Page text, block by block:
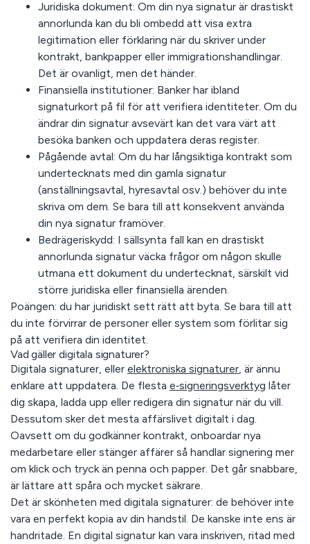
Juridiska dokument: Om din nya signatur är drastiskt
annorlunda kan du bli ombedd att visa extra
legitimation eller förklaring när du skriver under
kontrakt, bankpapper eller immigrationshandlingar.
Det är ovanligt, men det händer.
Finansiella institutioner: Banker har ibland
signaturkort på fil för att verifiera identiteter. Om du
ändrar din signatur avsevärt kan det vara värt att
besöka banken och uppdatera deras register.
Pågående avtal: Om du har långsiktiga kontrakt som
undertecknats med din gamla signatur
(anställningsavtal, hyresavtal osv.) behöver du inte
skriva om dem. Se bara till att konsekvent använda
din nya signatur framöver.
Bedrägeriskydd: I sällsynta fall kan en drastiskt
annorlunda signatur väcka frågor om någon skulle
utmana ett dokument du undertecknat, särskilt vid
större juridiska eller finansiella ärenden.
Poängen: du har juridiskt sett rätt att byta. Se bara till att
du inte förvirrar de personer eller system som förlitar sig
på att verifiera din identitet.
Vad gäller digitala signaturer?
Digitala signaturer, eller elektroniska signaturer, är ännu
enklare att uppdatera. De flesta e‑signeringsverktyg låter
dig skapa, ladda upp eller redigera din signatur när du vill.
Dessutom sker det mesta affärslivet digitalt i dag.
Oavsett om du godkänner kontrakt, onboardar nya
medarbetare eller stänger affärer så handlar signering mer
om klick och tryck än penna och papper. Det går snabbare,
är lättare att spåra och mycket säkrare.
Det är skönheten med digitala signaturer: de behöver inte
vara en perfekt kopia av din handstil. De kanske inte ens är
handritade. En digital signatur kan vara inskriven, ritad med